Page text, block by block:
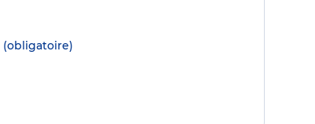
(obligatoire)